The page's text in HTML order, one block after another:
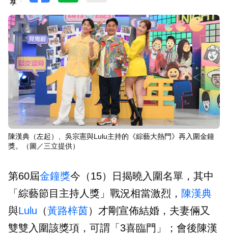
陳漢典（左起）、吳宗憲與Lulu主持的《綜藝大熱門》再入圍金鐘
獎。（圖／三立提供）
第60屆金鐘獎今（15）日揭曉入圍名單，其中
「綜藝節目主持人獎」戰況相當激烈， 陳漢典
與Lulu （黃路梓茵）才剛宣佈結婚，夫妻倆又
雙雙入圍該獎項，可謂「3喜臨門」；會後陳漢